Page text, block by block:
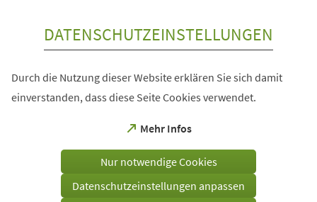
DATENSCHUTZEINSTELLUNGEN
Durch die Nutzung dieser Website erklären Sie sich damit
einverstanden, dass diese Seite Cookies verwendet.
Mehr Infos
(Öffnet
einem
Tab)
Nur notwendige Cookies
Datenschutzeinstellungen anpassen